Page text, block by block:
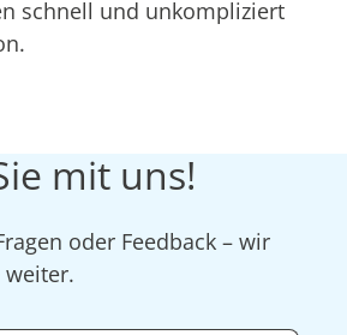
schnell und unkompliziert
mit uns!
oder Feedback – wir
weiter.